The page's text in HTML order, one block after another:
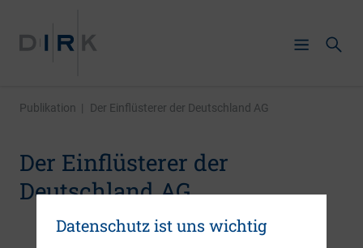
Publikation | Der Einflüsterer der Deutschland AG
Der Einflüsterer der
Deutschland AG
Datenschutz ist uns wichtig